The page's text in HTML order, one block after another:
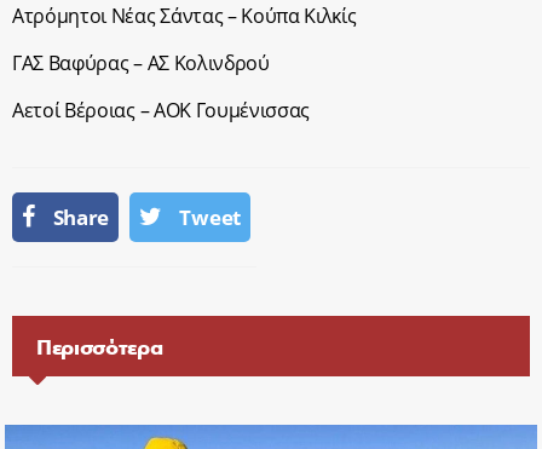
Ατρόμητοι Νέας Σάντας – Κούπα Κιλκίς
ΓΑΣ Βαφύρας – ΑΣ Κολινδρού
Αετοί Βέροιας – ΑΟΚ Γουμένισσας
Share Tweet
Περισσότερα